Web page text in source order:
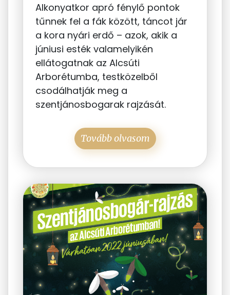
Alkonyatkor apró fénylő pontok
tűnnek fel a fák között, táncot jár
a kora nyári erdő – azok, akik a
júniusi esték valamelyikén
ellátogatnak az Alcsúti
Arborétumba, testközelből
csodálhatják meg a
szentjánosbogarak rajzását.
Tovább olvasom